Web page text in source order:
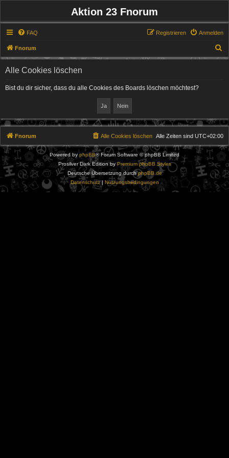
Aktion 23 Fnorum
FAQ Anmelden
Registrieren
Fnorum
u
Alle Cookies löschen
Bist du dir sicher, dass du alle Cookies des Boards löschen möchtest?
Fnorum Alle Zeiten sind UTC+02:00
Alle Cookies löschen
Powered byphpBB® Forum Software © phpBB Limited
Prosilver Dark Edition byPremium phpBB Styles
Deutsche Übersetzung durchphpBB.de
Datenschutz| Nutzungsbedingungen